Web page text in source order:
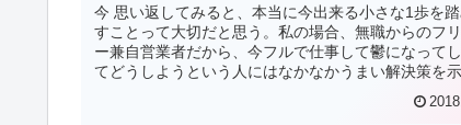
今 思い返してみると、本当に今出来る小さな1歩を
すことって大切だと思う。私の場合、無職からのフ
ー兼自営業者だから、今フルで仕事して鬱になって
てどうしようという人にはなかなかうまい解決策を